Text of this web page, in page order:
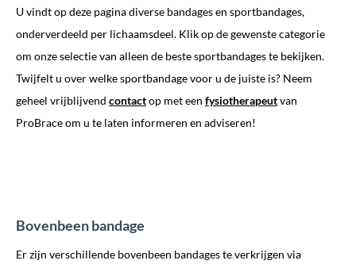
U vindt op deze pagina diverse bandages en sportbandages,
onderverdeeld per lichaamsdeel. Klik op de gewenste categorie
om onze selectie van alleen de beste sportbandages te bekijken.
Twijfelt u over welke sportbandage voor u de juiste is? Neem
geheel vrijblijvend contactop met een fysiotherapeutvan
ProBrace om u te laten informeren en adviseren!
Bovenbeen bandage
Er zijn verschillende bovenbeen bandages te verkrijgen via